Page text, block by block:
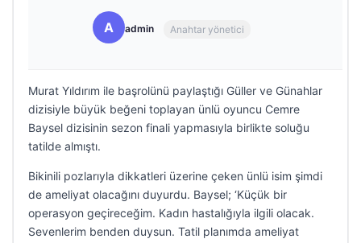
A admin Anahtar yönetici
Murat Yıldırım ile başrolünü paylaştığı Güller ve Günahlar
dizisiyle büyük beğeni toplayan ünlü oyuncu Cemre
Baysel dizisinin sezon finali yapmasıyla birlikte soluğu
tatilde almıştı.
Bikinili pozlarıyla dikkatleri üzerine çeken ünlü isim şimdi
de ameliyat olacağını duyurdu. Baysel; ‘Küçük bir
operasyon geçireceğim. Kadın hastalığıyla ilgili olacak.
Sevenlerim benden duysun. Tatil planımda ameliyat